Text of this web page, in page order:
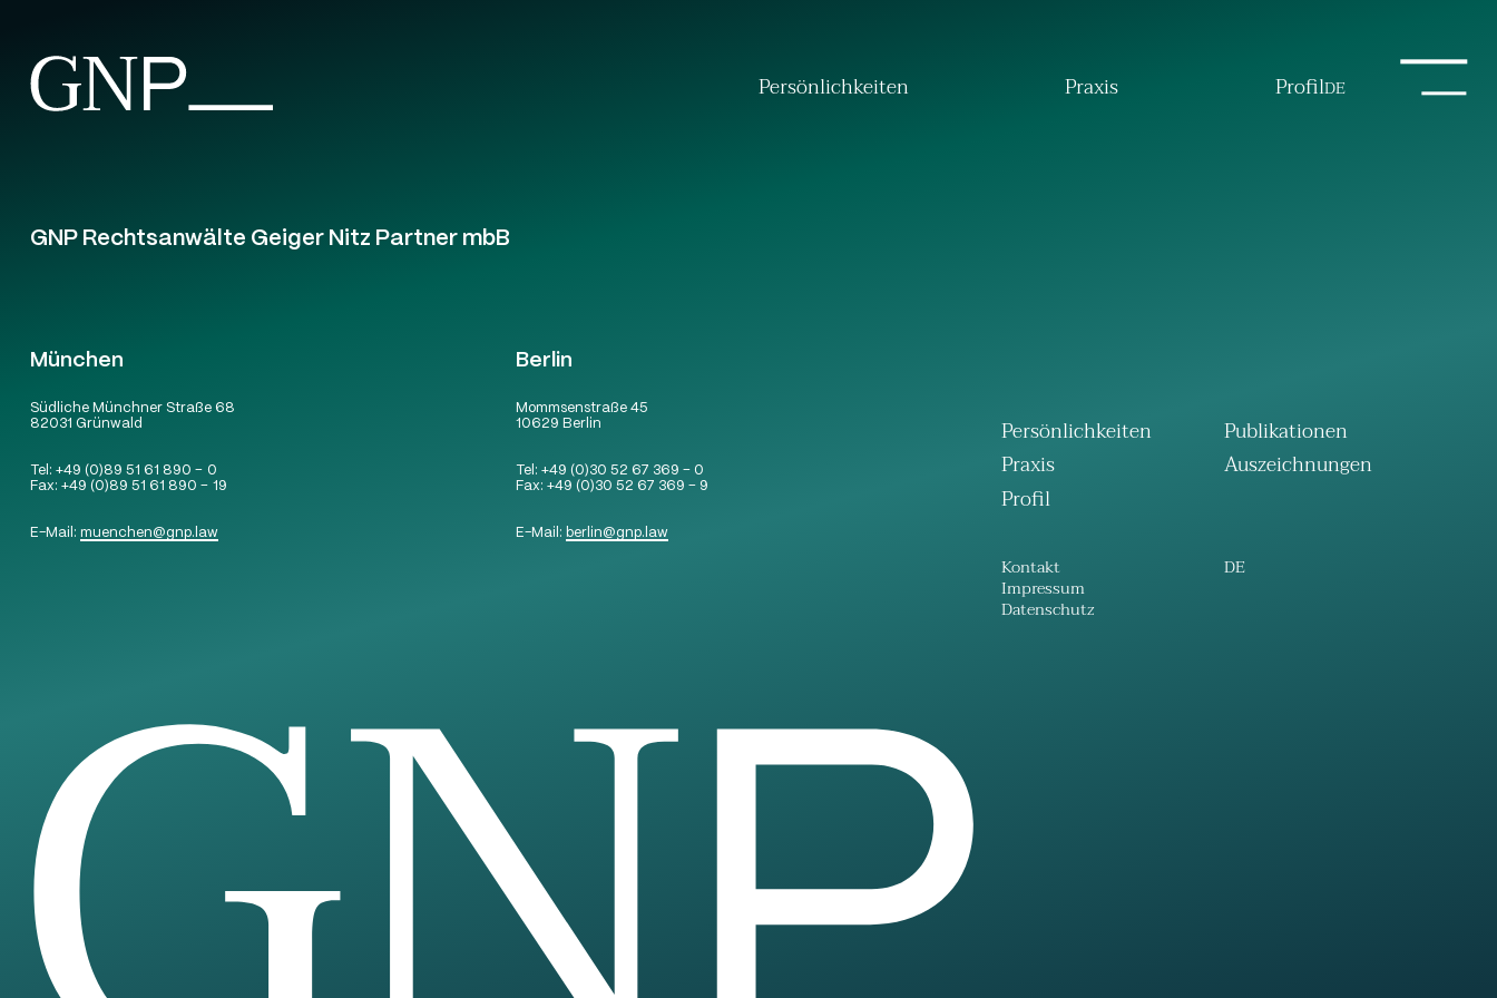
Persönlichkeiten Praxis ProfilDE
GNP Rechtsanwälte Geiger Nitz Partner mbB
München
Südliche Münchner Straße 68
82031 Grünwald
Tel:+49 (0)89 51 61 890 – 0
Fax:+49 (0)89 51 61 890 – 19
E-Mail:muenchen@gnp.law
Berlin
Mommsenstraße 45
10629 Berlin
Tel: +49 (0)30 52 67 369 – 0
Fax: +49 (0)30 52 67 369 – 9
E-Mail: berlin@gnp.law
Persönlichkeiten
Praxis
Profil
Kontakt
Impressum
Datenschutz
Publikationen
Auszeichnungen
DE